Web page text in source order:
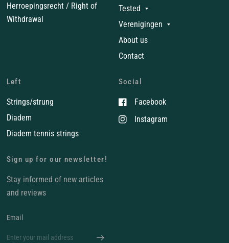
Herroepingsrecht / Right of
Withdrawal
Tested
Verenigingen
About us
Contact
Left
Strings/strung
Diadem
Diadem tennis strings
Social
Facebook
Instagram
Sign up for our newsletter!
Stay informed of new articles
and reviews
Email